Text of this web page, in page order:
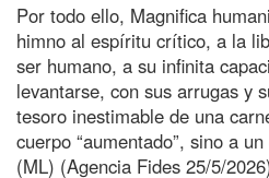
Por todo ello, Magnifica
himno al espíritu crítico, a la
ser humano, a su infinita
levantarse, con sus arrugas y
tesoro inestimable de una
cuerpo “aumentado”, sino a
(ML) (Agencia Fides 25/5/